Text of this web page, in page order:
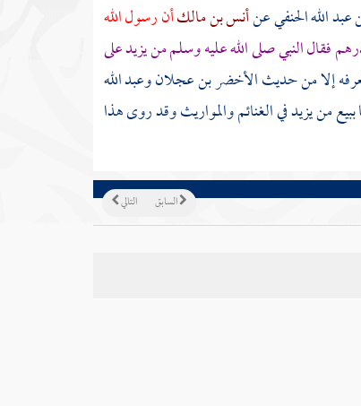
عبد الله الحنفيعنأنس بن مالكأن رسول الله
فقال النبي صلى الله عليه وسلم من يزيد على
إلا من حديثالأخضر بن عجلانوعبد الله
من يزيد في الغنائم والمواريث وقد روى هذا
التالي السابق